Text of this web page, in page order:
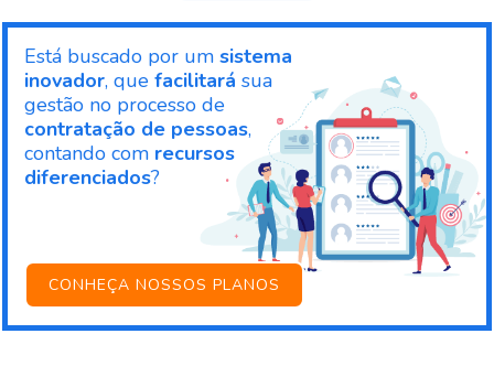
Está buscado por umsistema
inovador, quefacilitará sua
gestão no processo de
contratação de pessoas,
contando com recursos
diferenciados?
CONHEÇA NOSSOS PLANOS